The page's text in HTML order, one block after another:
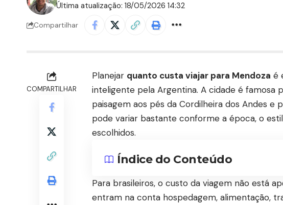
Última atualização: 18/05/2026 14:32
Compartilhar
COMPARTILHAR
Planejar quanto custa viajar para Mendoza é
inteligente pela Argentina. A cidade é famosa
paisagem aos pés da Cordilheira dos Andes
pode variar bastante conforme a época, o
escolhidos.
Índice do Conteúdo
Para brasileiros, o custo da viagem não está
entram na conta hospedagem, alimentação,